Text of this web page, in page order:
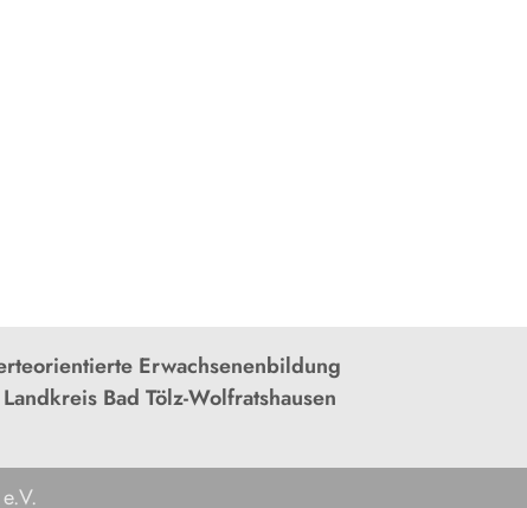
Erwachsenenbildung
Bad Tölz-Wolfratshausen